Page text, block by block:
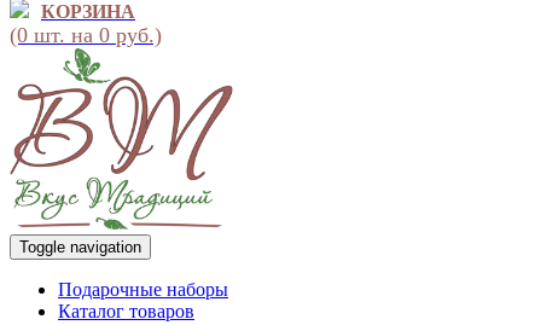
КОРЗИНА
(0 шт. на 0 руб.)
Toggle navigation
Подарочные наборы
Каталог товаров